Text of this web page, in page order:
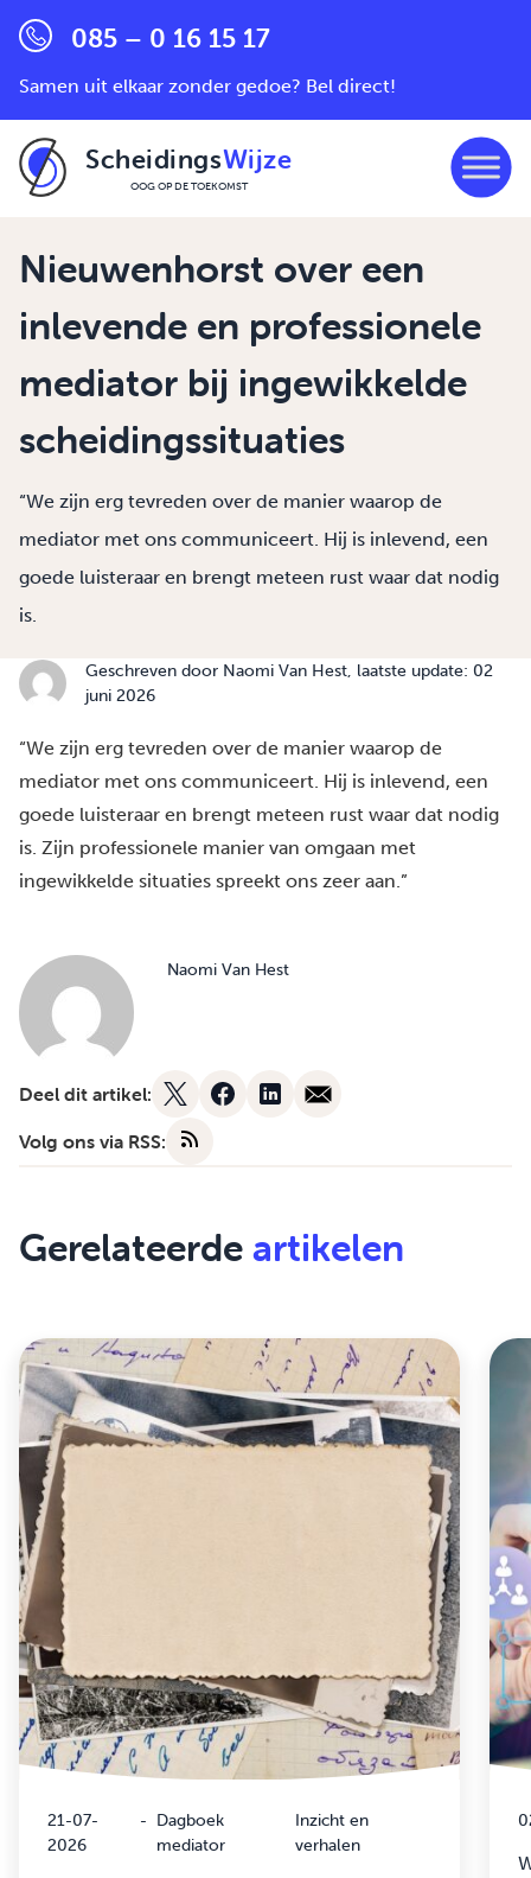
085 – 0 16 15 17
Samen uit elkaar zonder gedoe? Bel direct!
ScheidingsWijze
OOG OP DE TOEKOMST
Nieuwenhorst over een
inlevende en professionele
mediator bij ingewikkelde
scheidingssituaties
“We zijn erg tevreden over de manier waarop de
mediator met ons communiceert. Hij is inlevend, een
goede luisteraar en brengt meteen rust waar dat nodig
is.
Geschreven door Naomi Van Hest, laatste update: 02
juni 2026
“We zijn erg tevreden over de manier waarop de
mediator met ons communiceert. Hij is inlevend, een
goede luisteraar en brengt meteen rust waar dat nodig
is. Zijn professionele manier van omgaan met
ingewikkelde situaties spreekt ons zeer aan.”
Naomi Van Hest
Deel dit artikel:
Volg ons via RSS:
Gerelateerde artikelen
21-07-
2026
- Dagboek
mediator
Inzicht en
verhalen